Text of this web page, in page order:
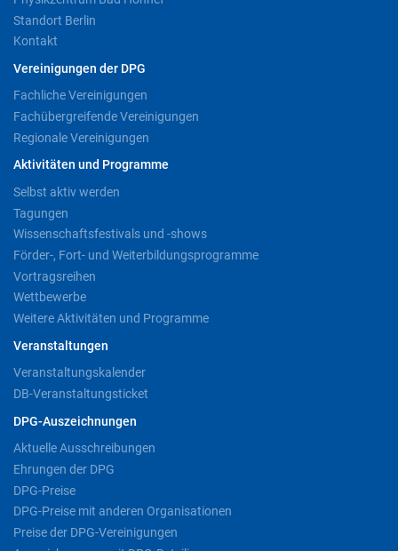
Standort Berlin
Kontakt
Vereinigungen der DPG
Fachliche Vereinigungen
Fachübergreifende Vereinigungen
Regionale Vereinigungen
Aktivitäten und Programme
Selbst aktiv werden
Tagungen
Wissenschaftsfestivals und -shows
Förder-, Fort- und Weiterbildungsprogramme
Vortragsreihen
Wettbewerbe
Weitere Aktivitäten und Programme
Veranstaltungen
Veranstaltungskalender
DB-Veranstaltungsticket
DPG-Auszeichnungen
Aktuelle Ausschreibungen
Ehrungen der DPG
DPG-Preise
DPG-Preise mit anderen Organisationen
Preise der DPG-Vereinigungen